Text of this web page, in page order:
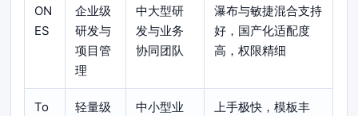
ON
ES
企业级
研发与
项目管
理
中大型研
发与业务
协同团队
瀑布与敏捷混合支持
好，国产化适配度
高，权限精细
To
轻量级
中小型业
上手极快，模板丰